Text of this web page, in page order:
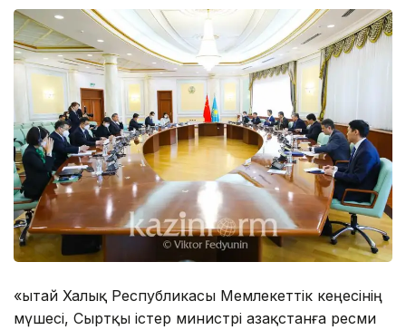
«Қытай Халық Республикасы Мемлекеттік кеңесінің
мүшесі, Сыртқы істер министрі Қазақстанға ресми